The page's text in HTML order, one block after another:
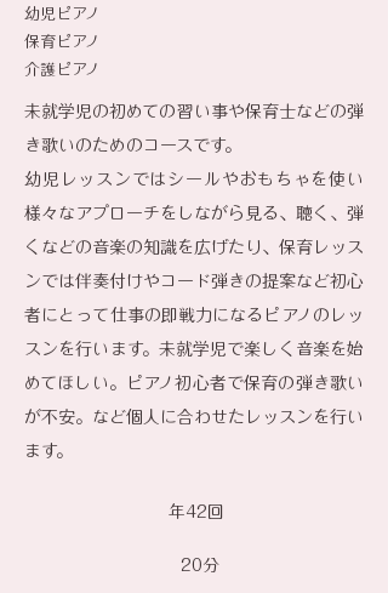
​幼児ピアノ
​保育ピアノ
​介護ピアノ
未就学児の初めての習い事や保育士などの弾
き歌いのためのコースです。
幼児レッスンではシールやおもちゃを使い
様々なアプローチをしながら見る、聴く、弾
くなどの音楽の知識を広げたり、保育レッス
ンでは伴奏付けやコード弾きの提案など初心
者にとって仕事の即戦力になるピアノのレッ
スンを行います。未就学児で楽しく音楽を始
めてほしい。ピアノ初心者で保育の弾き歌い
が不安。など個人に合わせたレッスンを行い
ます。​
​年42回
​20分